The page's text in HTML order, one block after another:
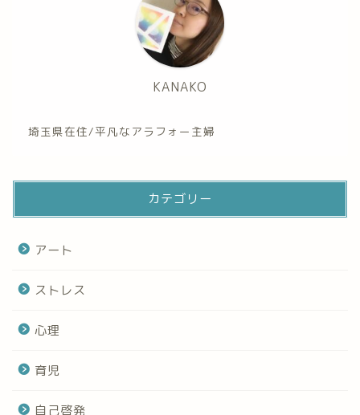
KANAKO
埼玉県在住/平凡なアラフォー主婦
カテゴリー
アート
ストレス
心理
育児
自己啓発